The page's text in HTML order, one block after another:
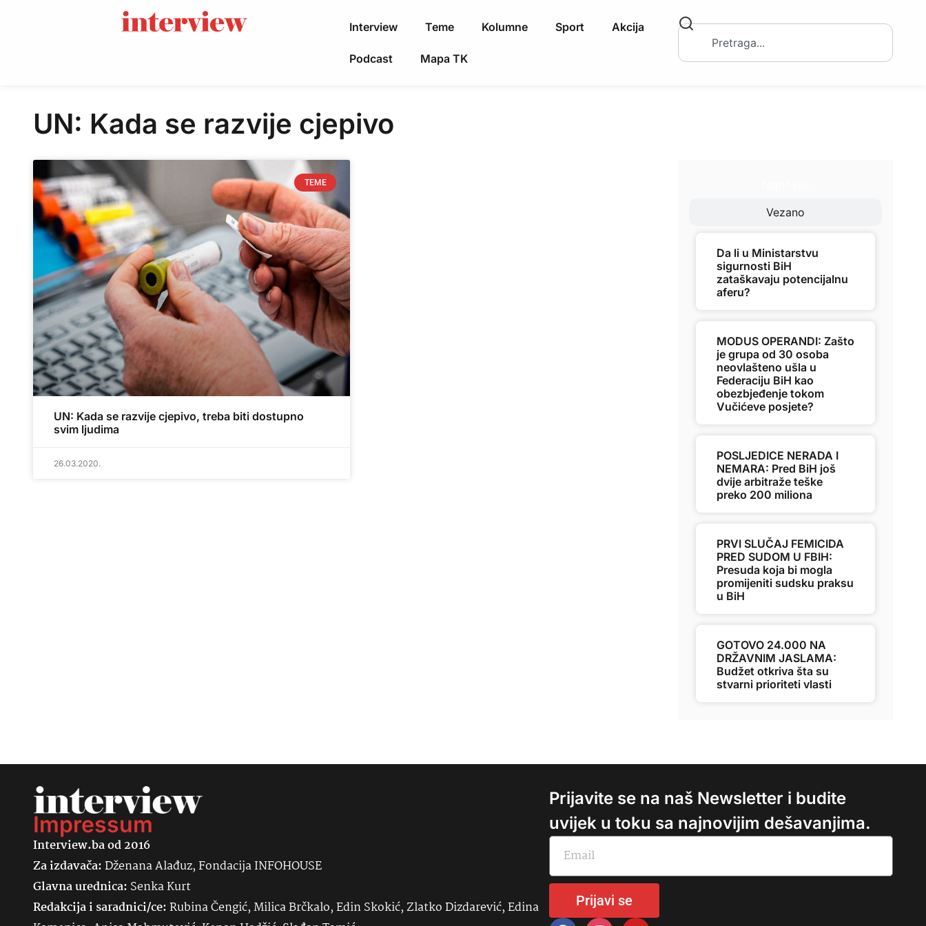
Interview Teme Kolumne Sport Akcija
Podcast Mapa TK
UN: Kada se razvije cjepivo
TEME
UN: Kada se razvije cjepivo, treba biti dostupno
svim ljudima
26.03.2020.
Vezano
Da li u Ministarstvu
sigurnosti BiH
zataškavaju potencijalnu
aferu?
MODUS OPERANDI: Zašto
je grupa od 30 osoba
neovlašteno ušla u
Federaciju BiH kao
obezbjeđenje tokom
Vučićeve posjete?
POSLJEDICE NERADA I
NEMARA: Pred BiH još
dvije arbitraže teške
preko 200 miliona
PRVI SLUČAJ FEMICIDA
PRED SUDOM U FBIH:
Presuda koja bi mogla
promijeniti sudsku praksu
u BiH
GOTOVO 24.000 NA
DRŽAVNIM JASLAMA:
Budžet otkriva šta su
stvarni prioriteti vlasti
Impressum
Interview.ba od 2016
Za izdavača:Dženana Alađuz, Fondacija INFOHOUSE
Glavna urednica: SenkaKurt
Redakcija i saradnici/ce:Rubina Čengić, Milica Brčkalo, Edin Skokić, Zlatko Dizdarević, Edina
Prijavite se na naš Newsletter i budite
uvijek u toku sa najnovijim dešavanjima.
Prijavi se